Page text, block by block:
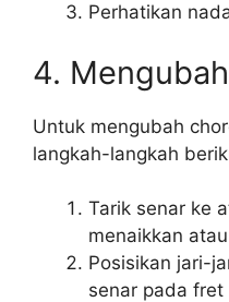
Perhatikan
4.
Untuk mengubah
langkah-langkah
Tarik senar ke
menaikkan
Posisikan jari-
senar pada fret